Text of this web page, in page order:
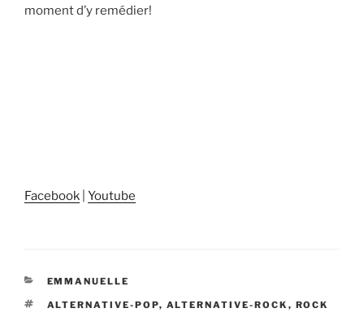
moment d’y remédier!
Facebook Youtube
CATÉGORIES
EMMANUELLE
ÉTIQUETTES
ALTERNATIVE-POP, ALTERNATIVE-ROCK , ROCK